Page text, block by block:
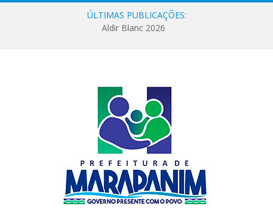
ÚLTIMAS PUBLICAÇÕES:
Aldir Blanc 2026